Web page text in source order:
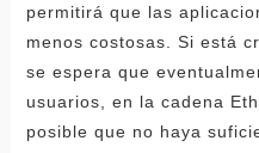
permitirá que las
menos costosas. Si está
se espera que
usuarios, en la cadena
posible que no haya